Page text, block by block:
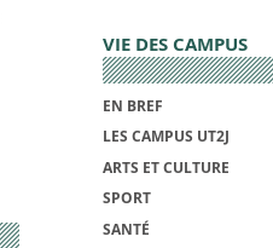
VIE DES CAMPUS
EN BREF
LES CAMPUS UT2J
ARTS ET CULTURE
SPORT
SANTÉ